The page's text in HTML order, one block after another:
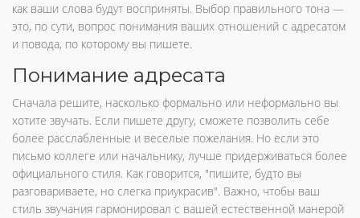
как ваши слова будут восприняты. Выбор правильного тона —
это, по сути, вопрос понимания ваших отношений с адресатом
и повода, по которому вы пишете.
Понимание адресата
Сначала решите, насколько формально или неформально вы
хотите звучать. Если пишете другу, сможете позволить себе
более расслабленные и веселые пожелания. Но если это
письмо коллеге или начальнику, лучше придерживаться более
официального стиля. Как говорится, "пишите, будто вы
разговариваете, но слегка приукрасив". Важно, чтобы ваш
стиль звучания гармонировал с вашей естественной манерой